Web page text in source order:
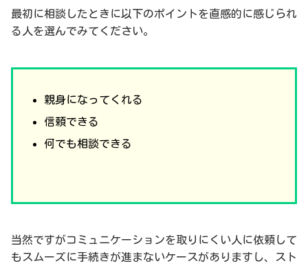
最初に相談したときに以下のポイントを直感的に感じられ
る人を選んでみてください。
親身になってくれる
信頼できる
何でも相談できる
当然ですがコミュニケーションを取りにくい人に依頼して
もスムーズに手続きが進まないケースがありますし、スト